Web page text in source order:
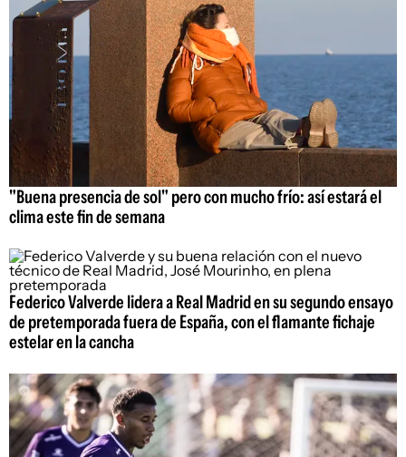
"Buena presencia de sol" pero con mucho frío: así estará el
clima este fin de semana
Federico Valverde lidera a Real Madrid en su segundo ensayo
de pretemporada fuera de España, con el flamante fichaje
estelar en la cancha